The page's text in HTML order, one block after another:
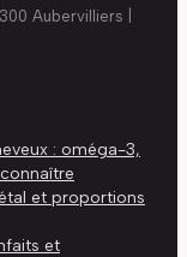
Aubervilliers
: oméga-3,
et proportions
et